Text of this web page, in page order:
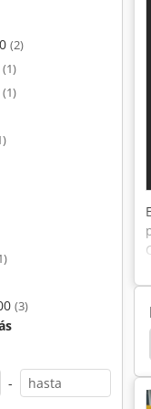
(2)
(1)
(1)
(3)
-